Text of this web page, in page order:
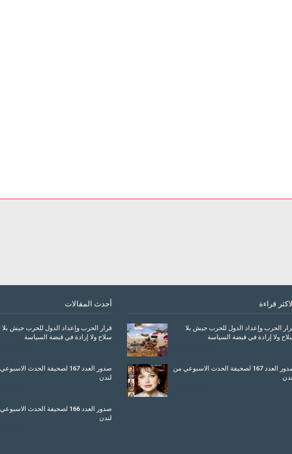
قراءة
الحرب وإعداد الدول للحرب جيش بلا
ولا إرادة في قبضة السياسة
صدور العدد 167 لصحيفة الحدث الاسبوعي من
أحدث المقالات
قرار الحرب وإعداد الدول للحرب جيش بلا
سلاح ولا إرادة في قبضة السياسة
صدور العدد 167 لصحيفة الحدث
لندن
صدور العدد 166 لصحيفة الحدث
لندن